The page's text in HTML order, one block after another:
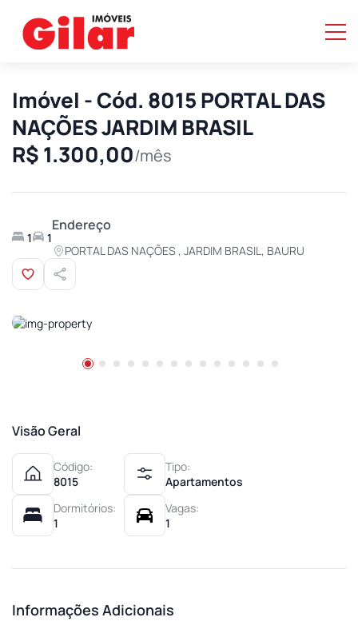
Imóvel - Cód. 8015 PORTAL DAS
NAÇÕES JARDIM BRASIL
R$ 1.300,00/mês
1 1
Endereço
PORTAL DAS NAÇÕES , JARDIM BRASIL, BAURU
Visão Geral
Código:
8015
Tipo:
Apartamentos
Dormitórios:
1
Vagas:
1
Informações Adicionais